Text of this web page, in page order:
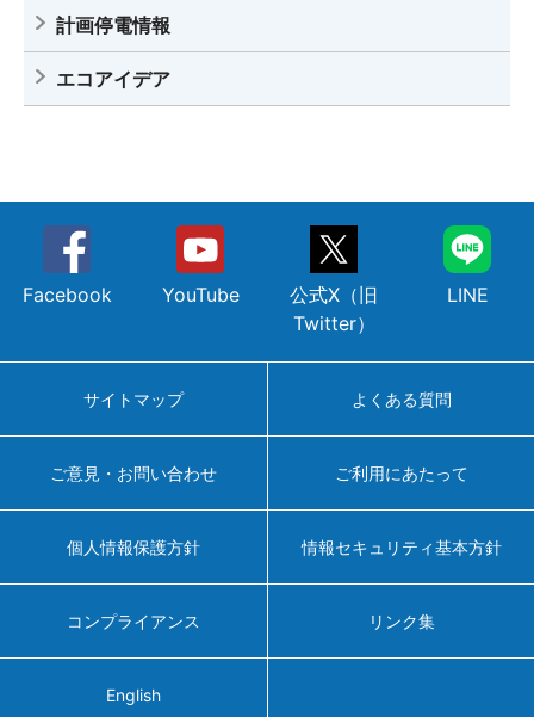
計画停電情報
エコアイデア
Facebook YouTube
公式X（旧
Twitter）
LINE
サイトマップ よくある質問
ご意見・お問い合わせ ご利用にあたって
個人情報保護方針 情報セキュリティ基本方針
コンプライアンス リンク集
English